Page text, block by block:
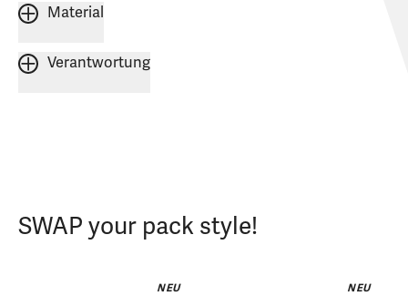
Material
Verantwortung
SWAP your pack style!
NEU NEU